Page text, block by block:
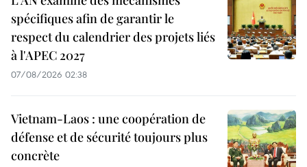
spécifiques afin de garantir le
respect du calendrier des projets liés
à l'APEC 2027
07/08/2026 02:38
Vietnam-Laos : une coopération de
défense et de sécurité toujours plus
concrète